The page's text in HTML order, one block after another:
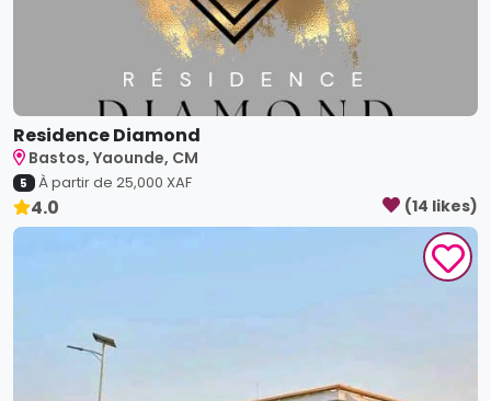
Residence Diamond
Bastos, Yaounde, CM
5 À partir de 25,000 XAF
4.0 (14 likes)